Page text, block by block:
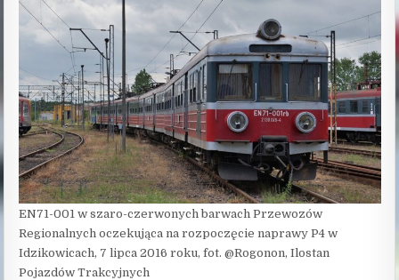
EN71-001 w szaro-czerwonych barwach Przewozów
Regionalnych oczekująca na rozpoczęcie naprawy P4 w
Idzikowicach, 7 lipca 2016 roku, fot. @Rogonon, Ilostan
Pojazdów Trakcyjnych